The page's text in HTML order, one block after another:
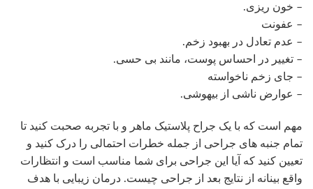
– خون ریزی.
– عفونت
– عدم تعادل در بهبود زخم.
– تغییر در احساس پوست، مانند بی حسی.
– جای زخم ناخواسته
– عوارض ناشی از بیهوشی.
مهم است که با یک جراح پلاستیک ماهر و با تجربه صحبت کنید تا
تمام جنبه های جراحی از جمله خطرات احتمالی را درک کنید و
تعیین کنید که آیا این جراحی برای شما مناسب است و انتظارات
واقع بینانه از نتایج بعد از جراحی چیست. درمان زیبایی با هدف